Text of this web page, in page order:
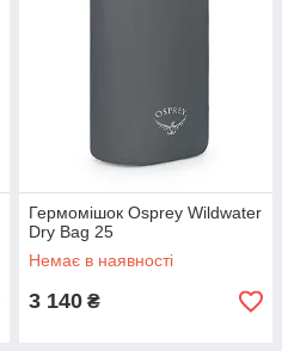
Гермомішок Osprey Wildwater
Dry Bag 25
Немає в наявності
3 140 ₴